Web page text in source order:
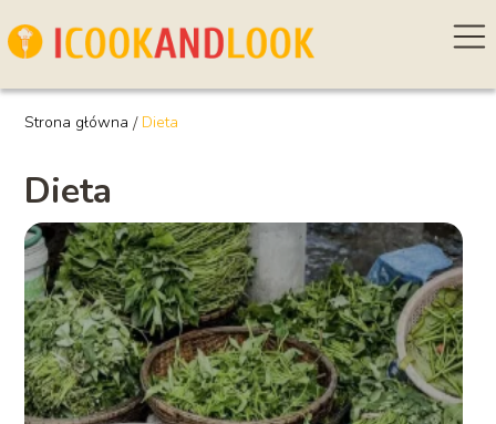
Strona główna / Dieta
Dieta